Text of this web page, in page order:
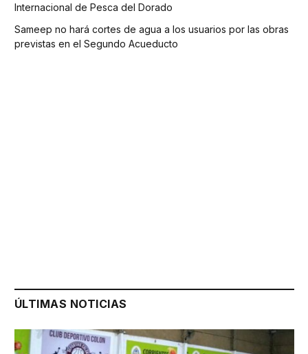
Internacional de Pesca del Dorado
Sameep no hará cortes de agua a los usuarios por las obras
previstas en el Segundo Acueducto
ÚLTIMAS NOTICIAS